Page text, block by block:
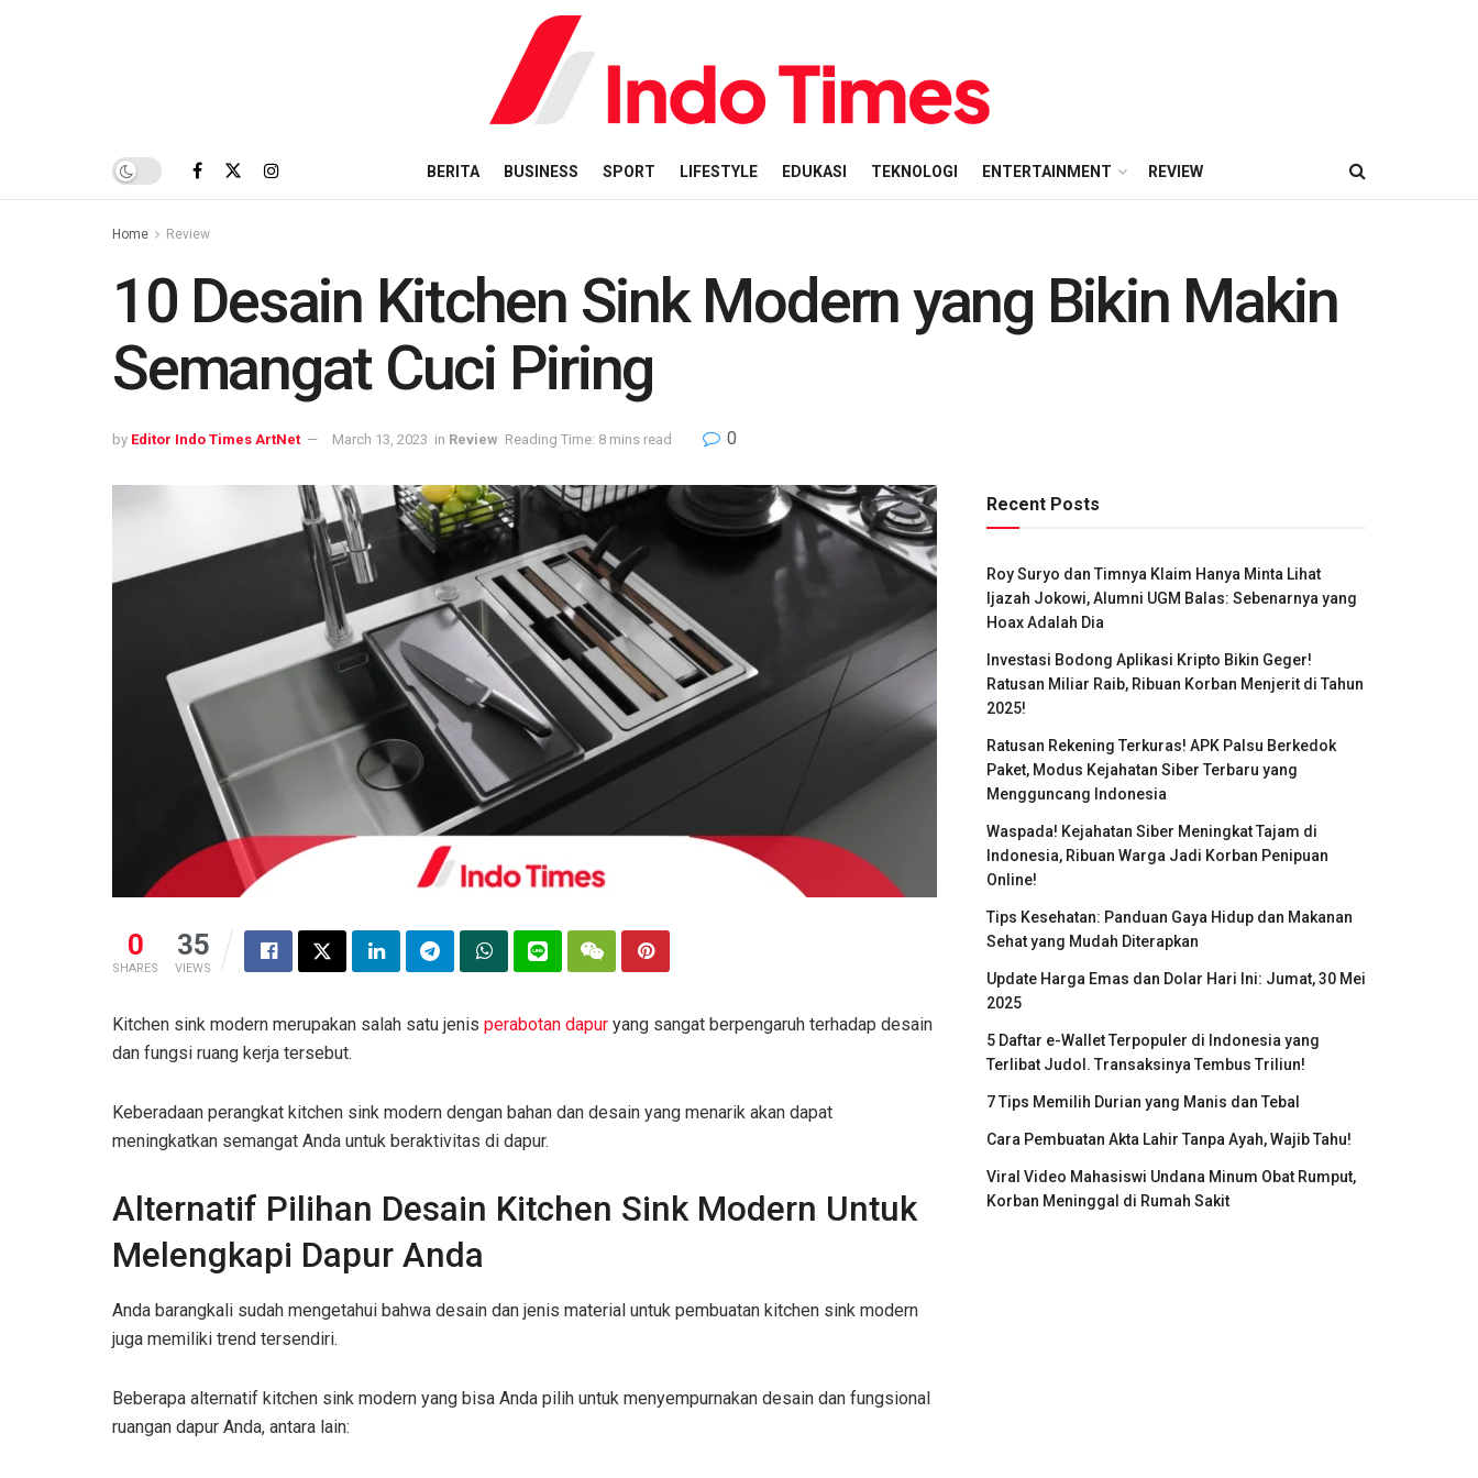
BERITA BUSINESS SPORT LIFESTYLE EDUKASI TEKNOLOGI ENTERTAINMENT REVIEW
Home Review
10 Desain Kitchen Sink Modern yang Bikin Makin
Semangat Cuci Piring
by Editor Indo Times ArtNet March 13, 2023 in Review Reading Time: 8 mins read 0
0
SHARES
35
VIEWS
Kitchen sink modern merupakan salah satu jenis perabotan dapur yang sangat berpengaruh terhadap desain
dan fungsi ruang kerja tersebut.
Keberadaan perangkat kitchen sink modern dengan bahan dan desain yang menarik akan dapat
meningkatkan semangat Anda untuk beraktivitas di dapur.
Alternatif Pilihan Desain Kitchen Sink Modern Untuk
Melengkapi Dapur Anda
Anda barangkali sudah mengetahui bahwa desain dan jenis material untuk pembuatan kitchen sink modern
juga memiliki trend tersendiri.
Beberapa alternatif kitchen sink modern yang bisa Anda pilih untuk menyempurnakan desain dan fungsional
ruangan dapur Anda, antara lain:
Recent Posts
Roy Suryo dan Timnya Klaim Hanya Minta Lihat
Ijazah Jokowi, Alumni UGM Balas: Sebenarnya yang
Hoax Adalah Dia
Investasi Bodong Aplikasi Kripto Bikin Geger!
Ratusan Miliar Raib, Ribuan Korban Menjerit di Tahun
2025!
Ratusan Rekening Terkuras! APK Palsu Berkedok
Paket, Modus Kejahatan Siber Terbaru yang
Mengguncang Indonesia
Waspada! Kejahatan Siber Meningkat Tajam di
Indonesia, Ribuan Warga Jadi Korban Penipuan
Online!
Tips Kesehatan: Panduan Gaya Hidup dan Makanan
Sehat yang Mudah Diterapkan
Update Harga Emas dan Dolar Hari Ini: Jumat, 30 Mei
2025
5 Daftar e-Wallet Terpopuler di Indonesia yang
Terlibat Judol. Transaksinya Tembus Triliun!
7 Tips Memilih Durian yang Manis dan Tebal
Cara Pembuatan Akta Lahir Tanpa Ayah, Wajib Tahu!
Viral Video Mahasiswi Undana Minum Obat Rumput,
Korban Meninggal di Rumah Sakit